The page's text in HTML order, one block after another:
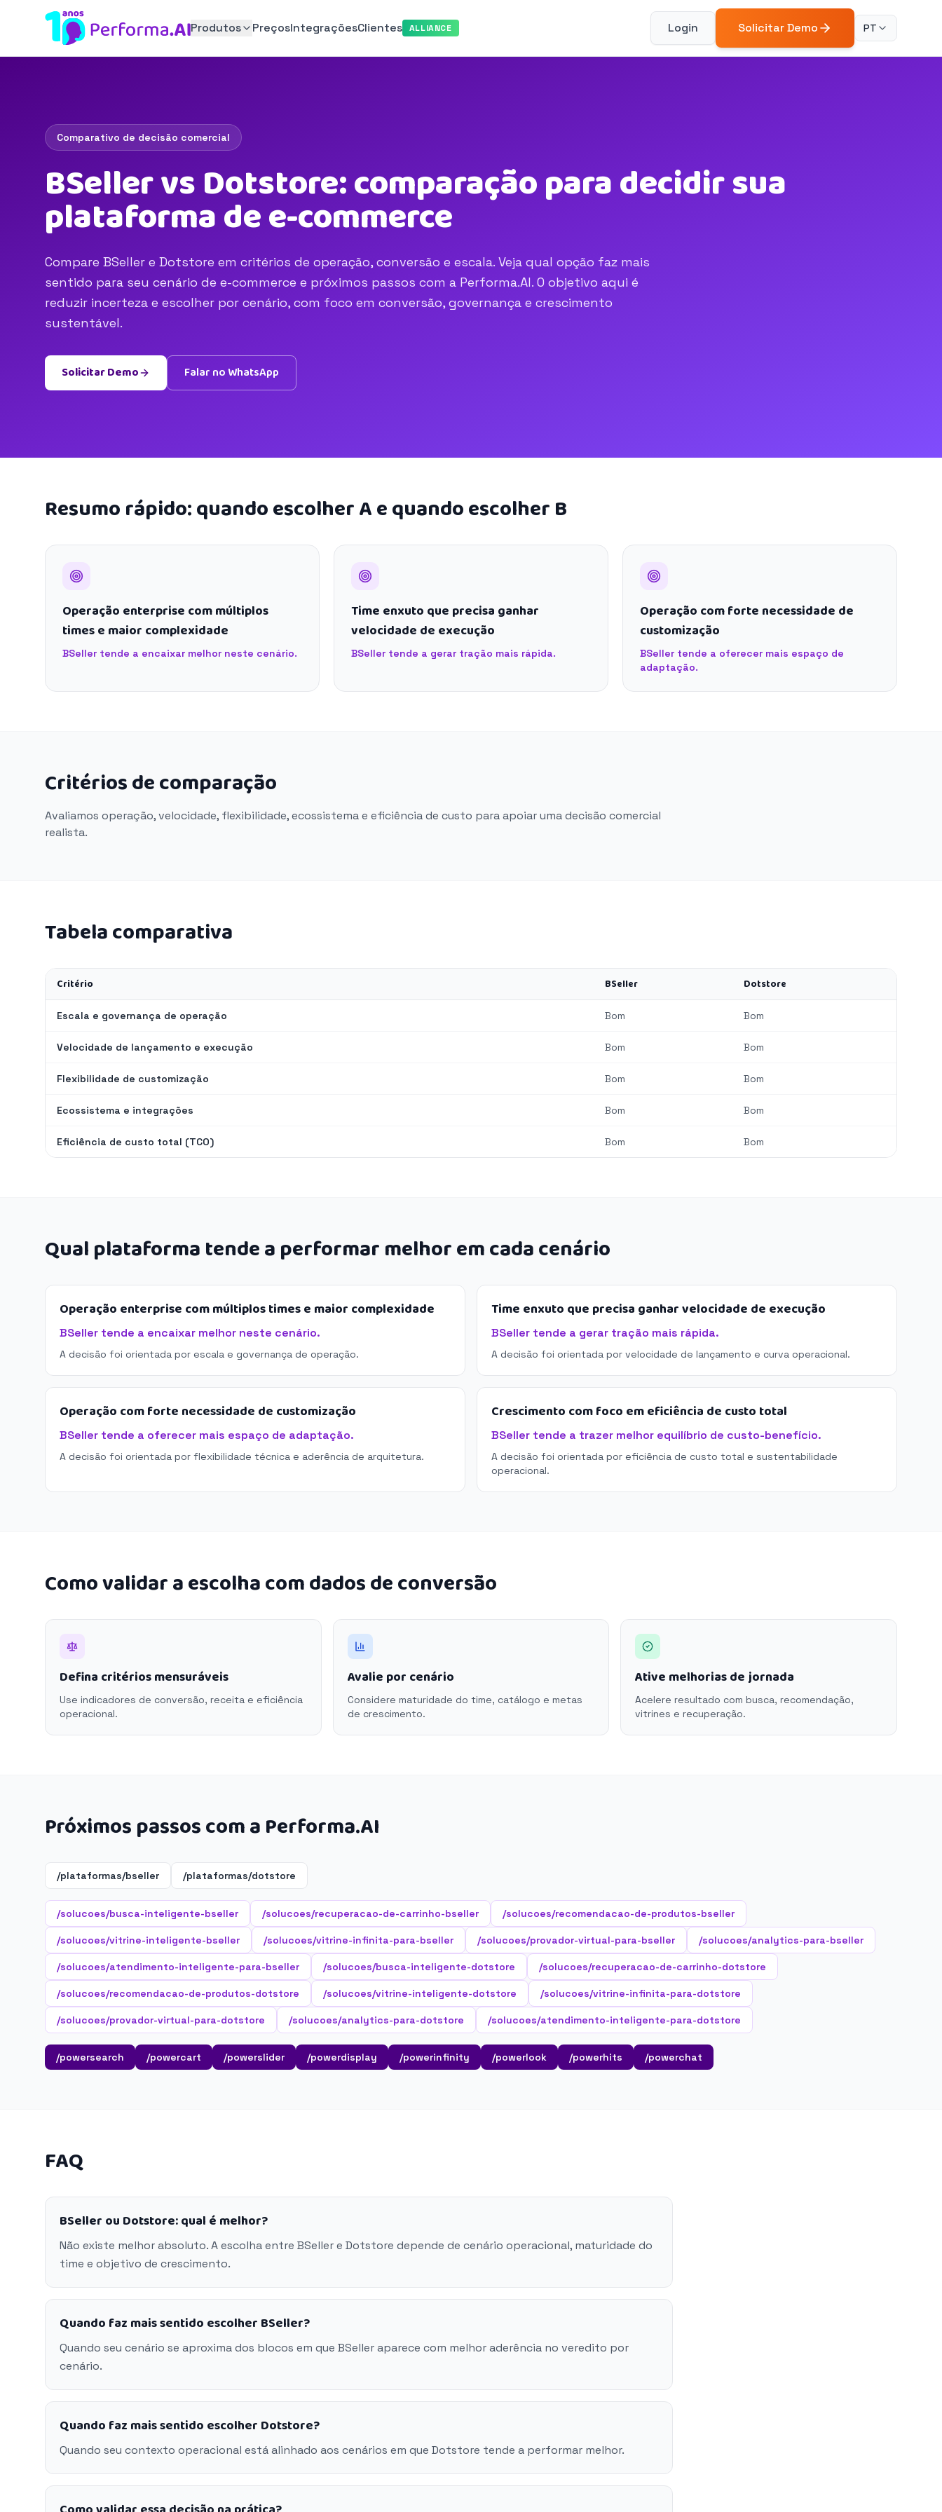
Produtos PreçosIntegraçõesClientes ALLIANCE Login Solicitar Demo PT
Comparativo de decisão comercial
BSeller vs Dotstore: comparação para decidir sua
plataforma de e-commerce
Compare BSeller e Dotstore em critérios de operação, conversão e escala. Veja qual opção faz mais
sentido para seu cenário de e-commerce e próximos passos com a Performa.AI. O objetivo aqui é
reduzir incerteza e escolher por cenário, com foco em conversão, governança e crescimento
sustentável.
Solicitar Demo Falar no WhatsApp
Resumo rápido: quando escolher A e quando escolher B
Operação enterprise com múltiplos
times e maior complexidade
BSeller tende a encaixar melhor neste cenário.
Time enxuto que precisa ganhar
velocidade de execução
BSeller tende a gerar tração mais rápida.
Operação com forte necessidade de
customização
BSeller tende a oferecer mais espaço de
adaptação.
Critérios de comparação
Avaliamos operação, velocidade, flexibilidade, ecossistema e eficiência de custo para apoiar uma decisão comercial
realista.
Tabela comparativa
Critério BSeller Dotstore
Escala e governança de operação Bom Bom
Velocidade de lançamento e execução Bom Bom
Flexibilidade de customização Bom Bom
Ecossistema e integrações Bom Bom
Eficiência de custo total (TCO) Bom Bom
Qual plataforma tende a performar melhor em cada cenário
Operação enterprise com múltiplos times e maior complexidade
BSeller tende a encaixar melhor neste cenário.
A decisão foi orientada por escala e governança de operação.
Time enxuto que precisa ganhar velocidade de execução
BSeller tende a gerar tração mais rápida.
A decisão foi orientada por velocidade de lançamento e curva operacional.
Operação com forte necessidade de customização
BSeller tende a oferecer mais espaço de adaptação.
A decisão foi orientada por flexibilidade técnica e aderência de arquitetura.
Crescimento com foco em eficiência de custo total
BSeller tende a trazer melhor equilíbrio de custo-benefício.
A decisão foi orientada por eficiência de custo total e sustentabilidade
operacional.
Como validar a escolha com dados de conversão
Defina critérios mensuráveis
Use indicadores de conversão, receita e eficiência
operacional.
Avalie por cenário
Considere maturidade do time, catálogo e metas
de crescimento.
Ative melhorias de jornada
Acelere resultado com busca, recomendação,
vitrines e recuperação.
Próximos passos com a Performa.AI
/plataformas/bseller /plataformas/dotstore
/solucoes/busca-inteligente-bseller /solucoes/recuperacao-de-carrinho-bseller /solucoes/recomendacao-de-produtos-bseller
/solucoes/vitrine-inteligente-bseller /solucoes/vitrine-infinita-para-bseller /solucoes/provador-virtual-para-bseller /solucoes/analytics-para-bseller
/solucoes/atendimento-inteligente-para-bseller /solucoes/busca-inteligente-dotstore /solucoes/recuperacao-de-carrinho-dotstore
/solucoes/recomendacao-de-produtos-dotstore /solucoes/vitrine-inteligente-dotstore /solucoes/vitrine-infinita-para-dotstore
/solucoes/provador-virtual-para-dotstore /solucoes/analytics-para-dotstore /solucoes/atendimento-inteligente-para-dotstore
/powersearch /powercart /powerslider /powerdisplay /powerinfinity /powerlook /powerhits /powerchat
FAQ
BSeller ou Dotstore: qual é melhor?
Não existe melhor absoluto. A escolha entre BSeller e Dotstore depende de cenário operacional, maturidade do
time e objetivo de crescimento.
Quando faz mais sentido escolher BSeller?
Quando seu cenário se aproxima dos blocos em que BSeller aparece com melhor aderência no veredito por
cenário.
Quando faz mais sentido escolher Dotstore?
Quando seu contexto operacional está alinhado aos cenários em que Dotstore tende a performar melhor.